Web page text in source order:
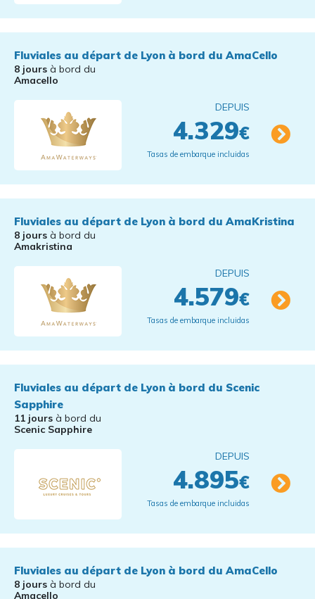
Fluviales au départ de Lyon à bord du AmaCello
8 jours à bord du
Amacello
DEPUIS
4.329€
Tasas de embarque incluidas
Fluviales au départ de Lyon à bord du AmaKristina
8 jours à bord du
Amakristina
DEPUIS
4.579€
Tasas de embarque incluidas
Fluviales au départ de Lyon à bord du Scenic
Sapphire
11 jours à bord du
Scenic Sapphire
DEPUIS
4.895€
Tasas de embarque incluidas
Fluviales au départ de Lyon à bord du AmaCello
8 jours à bord du
Amacello